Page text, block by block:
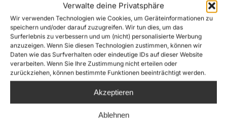
Verwalte deine Privatsphäre
Wir verwenden Technologien wie Cookies, um Geräteinformationen zu
speichern und/oder darauf zuzugreifen. Wir tun dies, um das
Surferlebnis zu verbessern und um (nicht) personalisierte Werbung
anzuzeigen. Wenn Sie diesen Technologien zustimmen, können wir
Daten wie das Surfverhalten oder eindeutige IDs auf dieser Website
verarbeiten. Wenn Sie Ihre Zustimmung nicht erteilen oder
zurückziehen, können bestimmte Funktionen beeinträchtigt werden.
Akzeptieren
Ablehnen
Five Dead Bodies Discovered by Sea-
Watch Aircraft
News,Pressemitteilung ByOliver Kulikowski
26. June 2025
During yesterday’s reconnaissance flights over
the Central Mediterranean, the crew of Sea-